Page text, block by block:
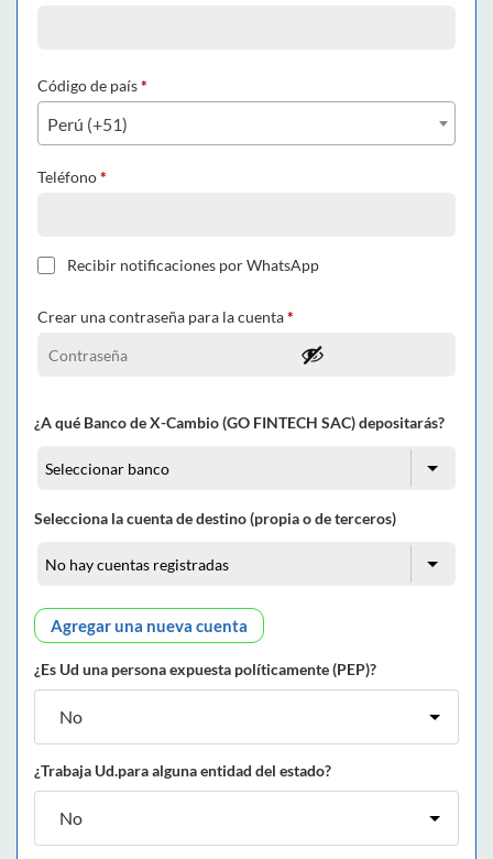
Código de país*
Perú (+51)
Teléfono*
Recibir notificaciones por WhatsApp
Crear una contraseña para la cuenta*
¿A qué Banco de X-Cambio (GO FINTECH SAC) depositarás?
Selecciona la cuenta de destino (propia o de terceros)
Agregar una nueva cuenta
¿Es Ud una persona expuesta políticamente (PEP)?
¿Trabaja Ud.para alguna entidad del estado?